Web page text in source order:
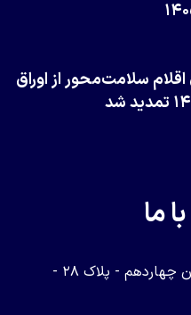
اقلام سلامت‌محور از اوراق
ما
تهران - ولنجک - نبش خیابان چهاردهم - پلاک ۲۸ -